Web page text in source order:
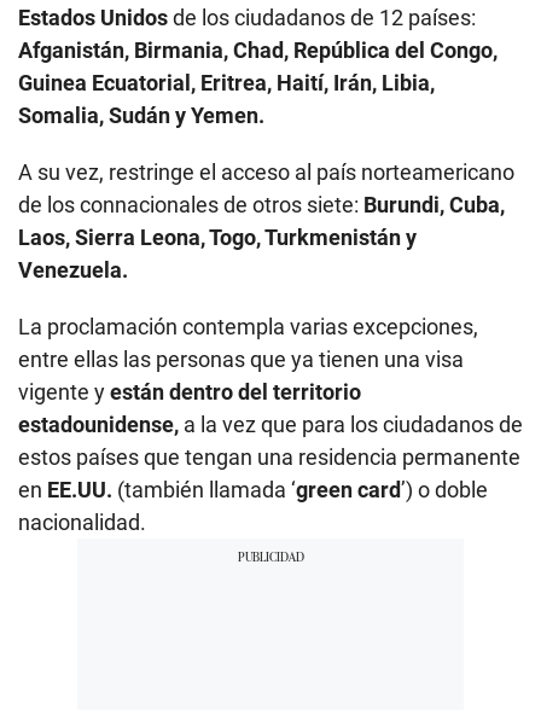
Estados Unidosde los ciudadanos de 12 países:
Afganistán, Birmania, Chad, República del Congo,
Guinea Ecuatorial, Eritrea, Haití, Irán, Libia,
Somalia, Sudán y Yemen.
A su vez, restringe el acceso al país norteamericano
de los connacionales de otros siete: Burundi, Cuba,
Laos, Sierra Leona, Togo, Turkmenistán y
Venezuela.
La proclamación contempla varias excepciones,
entre ellas las personas que ya tienen una visa
vigente yestán dentro del territorio
estadounidense, a la vez que para los ciudadanos de
estos países que tengan una residencia permanente
en EE.UU. (también llamada ‘green card’) o doble
nacionalidad.